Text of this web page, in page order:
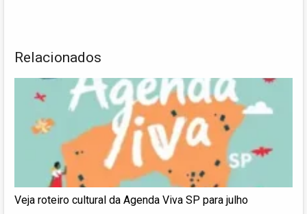
Relacionados
Veja roteiro cultural da Agenda Viva SP para julho